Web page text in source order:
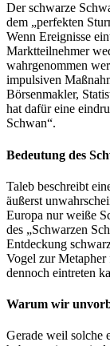
Der schwarze
dem „perfekten
Wenn Ereignisse
Marktteilnehmer
wahrgenommen
impulsiven
Börsenmakler,
hat dafür eine
Schwan“.
Bedeutung des
Taleb beschreibt
äußerst
Europa nur weiße
des „Schwarzen
Entdeckung
Vogel zur Metapher
dennoch eintreten
Warum wir
Gerade weil solche